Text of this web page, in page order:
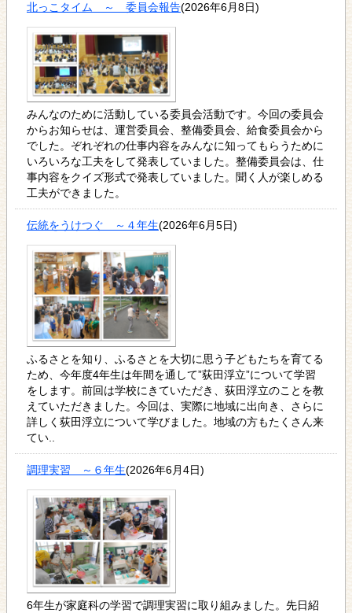
北っこタイム ～ 委員会報告(2026年6月8日)
みんなのために活動している委員会活動です。今回の委員会
からお知らせは、運営委員会、整備委員会、給食委員会から
でした。ぞれぞれの仕事内容をみんなに知ってもらうために
いろいろな工夫をして発表していました。整備委員会は、仕
事内容をクイズ形式で発表していました。聞く人が楽しめる
工夫ができました。
伝統をうけつぐ ～４年生(2026年6月5日)
ふるさとを知り、ふるさとを大切に思う子どもたちを育てる
ため、今年度4年生は年間を通して”荻田浮立”について学習
をします。前回は学校にきていただき、荻田浮立のことを教
えていただきました。今回は、実際に地域に出向き、さらに
詳しく荻田浮立について学びました。地域の方もたくさん来
てい..
調理実習 ～６年生(2026年6月4日)
6年生が家庭科の学習で調理実習に取り組みました。先日紹